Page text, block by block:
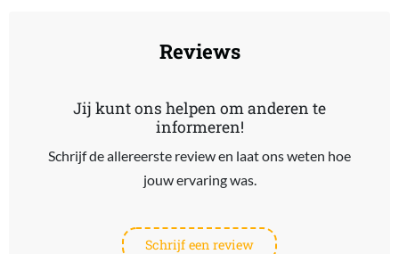
Reviews
Jij kunt ons helpen om anderen te
informeren!
Schrijf de allereerste review en laat ons weten hoe
jouw ervaring was.
Schrijf een review